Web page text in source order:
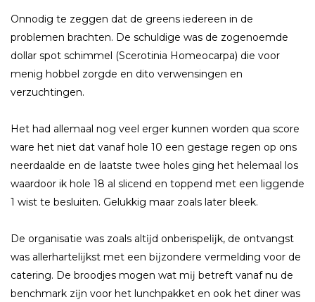
Onnodig te zeggen dat de greens iedereen in de
problemen brachten. De schuldige was de zogenoemde
dollar spot schimmel (Scerotinia Homeocarpa) die voor
menig hobbel zorgde en dito verwensingen en
verzuchtingen.
Het had allemaal nog veel erger kunnen worden qua score
ware het niet dat vanaf hole 10 een gestage regen op ons
neerdaalde en de laatste twee holes ging het helemaal los
waardoor ik hole 18 al slicend en toppend met een liggende
1 wist te besluiten. Gelukkig maar zoals later bleek.
De organisatie was zoals altĳd onberispelĳk, de ontvangst
was allerhartelĳkst met een bĳzondere vermelding voor de
catering. De broodjes mogen wat mĳ betreft vanaf nu de
benchmark zĳn voor het lunchpakket en ook het diner was